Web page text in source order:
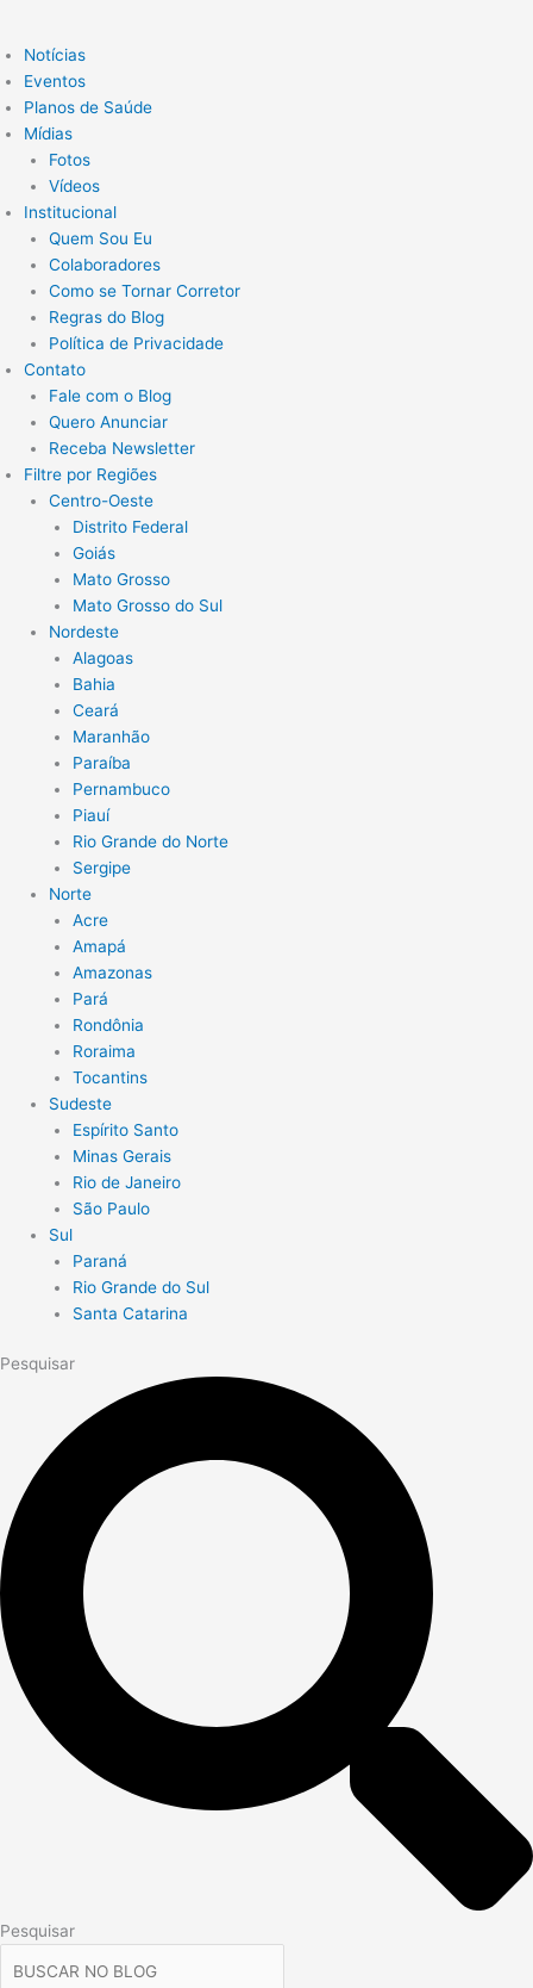
Notícias
Eventos
Planos de Saúde
Mídias
Fotos
Vídeos
Institucional
Quem Sou Eu
Colaboradores
Como se Tornar Corretor
Regras do Blog
Política de Privacidade
Contato
Fale com o Blog
Quero Anunciar
Receba Newsletter
Filtre por Regiões
Centro-Oeste
Distrito Federal
Goiás
Mato Grosso
Mato Grosso do Sul
Nordeste
Alagoas
Bahia
Ceará
Maranhão
Paraíba
Pernambuco
Piauí
Rio Grande do Norte
Sergipe
Norte
Acre
Amapá
Amazonas
Pará
Rondônia
Roraima
Tocantins
Sudeste
Espírito Santo
Minas Gerais
Rio de Janeiro
São Paulo
Sul
Paraná
Rio Grande do Sul
Santa Catarina
Pesquisar
Pesquisar